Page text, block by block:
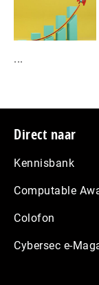
...
Footer
Direct naar
Kennisbank
Computable
Colofon
Cybersec e-